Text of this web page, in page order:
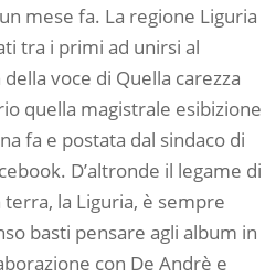
mese fa. La regione Liguria
tra i primi ad unirsi al
voce di Quella carezza
quella magistrale esibizione
fa e postata dal sindaco di
D’altronde il legame di
terra, la Liguria, è sempre
basti pensare agli album in
con De Andrè e